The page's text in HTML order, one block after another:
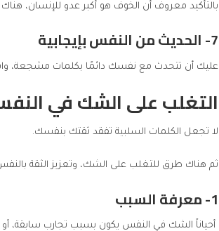
بالتأكيد معروف أن الخوف هو أكبر عدو للإنسان،
7- الحديث من النفس بإيجابية
عليك أن تتحدث مع نفسك دائمًا بكلمات مشجعة،
التغلب على الشك في
لا تجعل الكلمات السلبية تفقد ثقتك بنفسك.
ثم هناك طرق للتغلب على الشك، وتعزيز الثقة
1- معرفة السبب
أحياناً الشك في النفس يكون بسبب تجارب